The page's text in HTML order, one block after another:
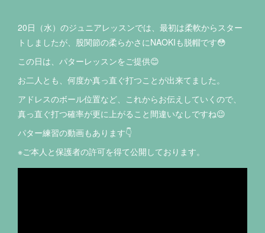
20日（水）のジュニアレッスンでは、最初は柔軟からスター
トしましたが、股関節の柔らかさにNAOKIも脱帽です😳
この日は、パターレッスンをご提供😊
お二人とも、何度か真っ直ぐ打つことが出来てました。
アドレスのボール位置など、これからお伝えしていくので、
真っ直ぐ打つ確率が更に上がること間違いなしですね😉
パター練習の動画もあります👇
※ご本人と保護者の許可を得て公開しております。